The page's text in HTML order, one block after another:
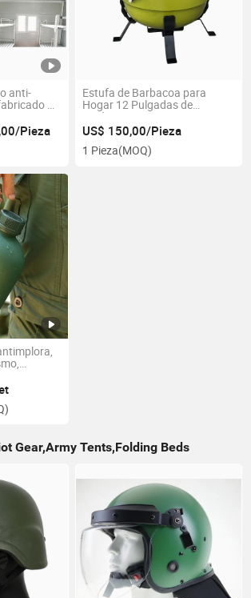
anti-
K
Pieza
Estufa de Barbacoa para
Hogar 12 Pulgadas de
Cerámica
US$ 150,00/Pieza
1 Pieza(MOQ)
Gear,Army Tents,Folding Beds